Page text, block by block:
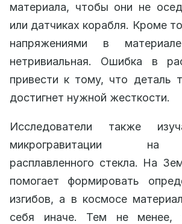
материала, чтобы они не
или датчиках корабля. Кроме
напряжениями в
нетривиальная. Ошибка в
привести к тому, что деталь
достигнет нужной жесткости.
Исследователи также
микрогравитации на
расплавленного стекла. На
помогает формировать
изгибов, а в космосе
себя иначе. Тем не менее,